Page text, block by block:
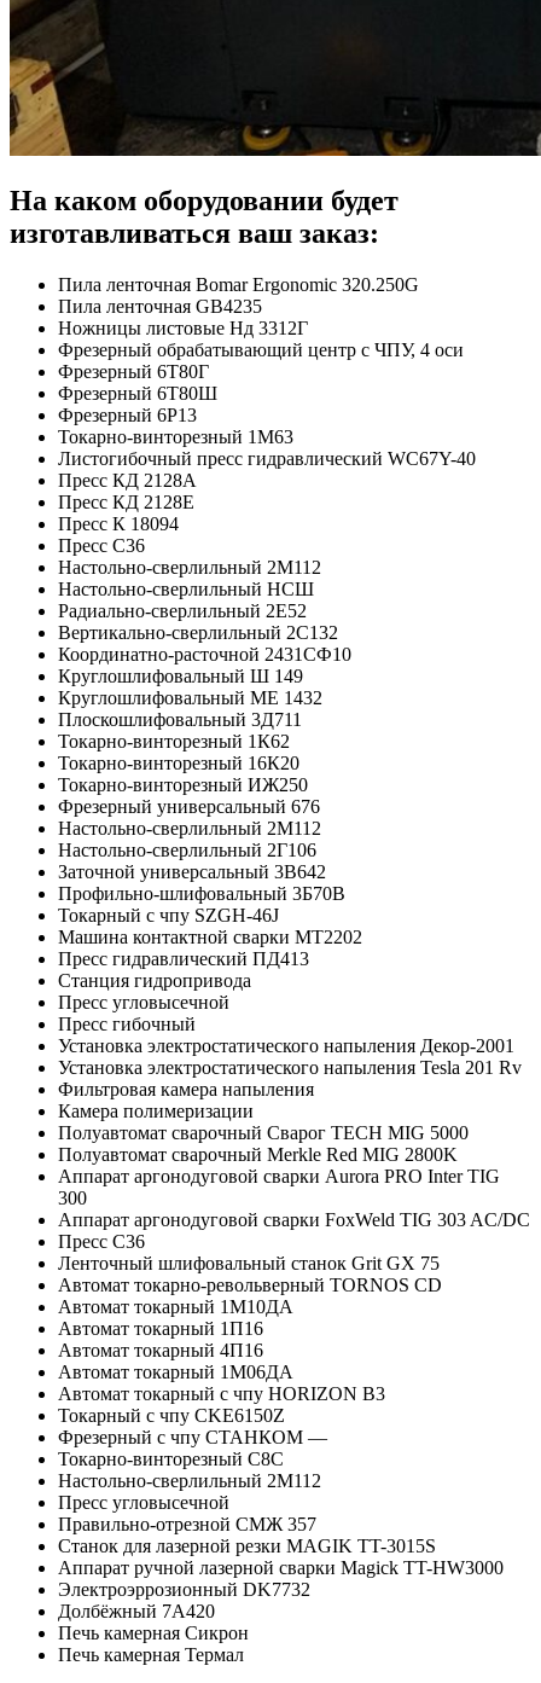
На каком оборудовании будет
изготавливаться ваш заказ:
Пила ленточная Bomar Ergonomic 320.250G
Пила ленточная GB4235
Ножницы листовые Нд 3312Г
Фрезерный обрабатывающий центр с ЧПУ, 4 оси
Фрезерный 6Т80Г
Фрезерный 6Т80Ш
Фрезерный 6Р13
Токарно-винторезный 1М63
Листогибочный пресс гидравлический WC67Y-40
Пресс КД 2128А
Пресс КД 2128Е
Пресс К 18094
Пресс С36
Настольно-сверлильный 2М112
Настольно-сверлильный НСШ
Радиально-сверлильный 2Е52
Вертикально-сверлильный 2С132
Координатно-расточной 2431СФ10
Круглошлифовальный Ш 149
Круглошлифовальный ME 1432
Плоскошлифовальный 3Д711
Токарно-винторезный 1К62
Токарно-винторезный 16К20
Токарно-винторезный ИЖ250
Фрезерный универсальный 676
Настольно-сверлильный 2М112
Настольно-сверлильный 2Г106
Заточной универсальный 3В642
Профильно-шлифовальный 3Б70В
Токарный с чпу SZGH-46J
Машина контактной сварки МТ2202
Пресс гидравлический ПД413
Станция гидропривода
Пресс угловысечной
Пресс гибочный
Установка электростатического напыления Декор-2001
Установка электростатического напыления Tesla 201 Rv
Фильтровая камера напыления
Камера полимеризации
Полуавтомат сварочный Сварог TECH MIG 5000
Полуавтомат сварочный Merkle Red MIG 2800K
Аппарат аргонодуговой сварки Aurora PRO Inter TIG
300
Аппарат аргонодуговой сварки FoxWeld TIG 303 AC/DC
Пресс С36
Ленточный шлифовальный станок Grit GX 75
Автомат токарно-револьверный TORNOS CD
Автомат токарный 1М10ДА
Автомат токарный 1П16
Автомат токарный 4П16
Автомат токарный 1М06ДА
Автомат токарный с чпу HORIZON B3
Токарный с чпу CKE6150Z
Фрезерный с чпу СТАНКОМ —
Токарно-винторезный С8С
Настольно-сверлильный 2М112
Пресс угловысечной
Правильно-отрезной СМЖ 357
Станок для лазерной резки MAGIK TT-3015S
Аппарат ручной лазерной сварки Magick TT-HW3000
Электроэррозионный DK7732
Долбёжный 7А420
Печь камерная Сикрон
Печь камерная Термал